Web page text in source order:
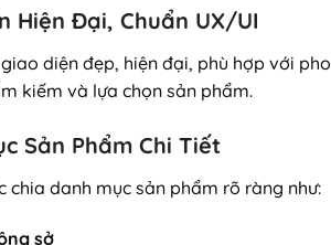
Hiện Đại, Chuẩn UX/UI
diện đẹp, hiện đại, phù hợp với
kiếm và lựa chọn sản phẩm.
Sản Phẩm Chi Tiết
chia danh mục sản phẩm rõ ràng như:
sở